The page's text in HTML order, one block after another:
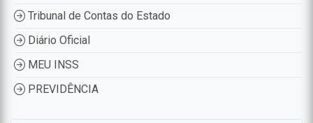
Tribunal de Contas do Estado
Diário Oficial
MEU INSS
PREVIDÊNCIA